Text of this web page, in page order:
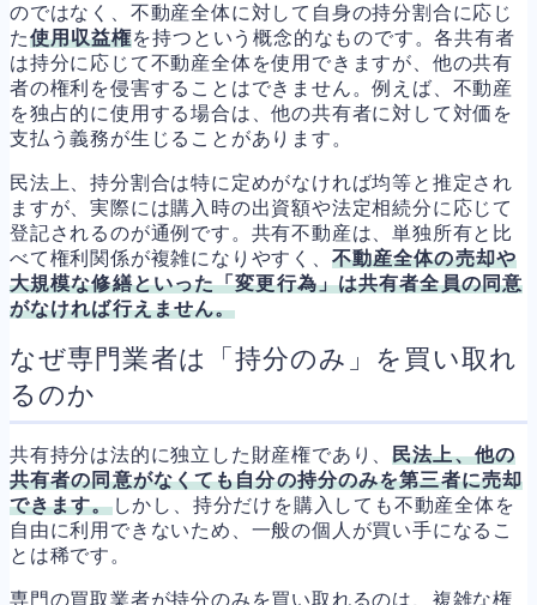
のではなく、不動産全体に対して自身の持分割合に応じ
た使用収益権を持つという概念的なものです。各共有者
は持分に応じて不動産全体を使用できますが、他の共有
者の権利を侵害することはできません。例えば、不動産
を独占的に使用する場合は、他の共有者に対して対価を
支払う義務が生じることがあります。
民法上、持分割合は特に定めがなければ均等と推定され
ますが、実際には購入時の出資額や法定相続分に応じて
登記されるのが通例です。共有不動産は、単独所有と比
べて権利関係が複雑になりやすく、 不動産全体の売却や
大規模な修繕といった「変更行為」は共有者全員の同意
がなければ行えません。
なぜ専門業者は「持分のみ」を買い取れ
るのか
共有持分は法的に独立した財産権であり、民法上、他の
共有者の同意がなくても自分の持分のみを第三者に売却
できます。しかし、持分だけを購入しても不動産全体を
自由に利用できないため、一般の個人が買い手になるこ
とは稀です。
専門の買取業者が持分のみを買い取れるのは、複雑な権